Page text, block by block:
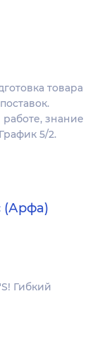
товара
знание
5/2.
(Арфа)
Гибкий